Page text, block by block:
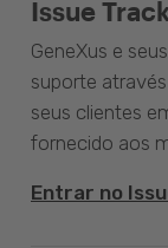
Issue
GeneXus e
suporte
seus clientes
fornecido aos
Entrar no